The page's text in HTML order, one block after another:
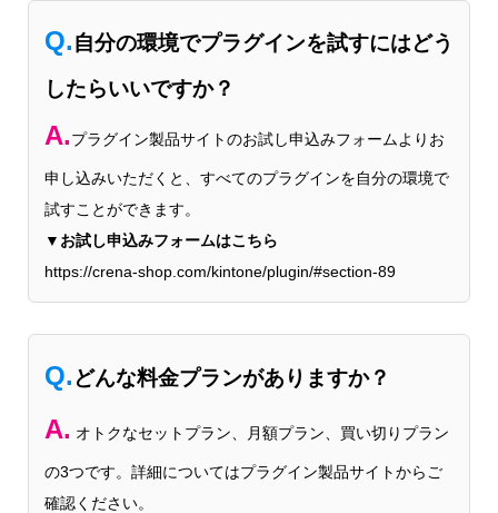
Q.自分の環境でプラグインを試すにはどう
したらいいですか？
A.プラグイン製品サイトのお試し申込みフォームよりお
申し込みいただくと、すべてのプラグインを自分の環境で
試すことができます。
▼お試し申込みフォームはこちら
https://crena-shop.com/kintone/plugin/#section-89
Q. どんな料金プランがありますか？
A. オトクなセットプラン、月額プラン、買い切りプラン
の3つです。詳細についてはプラグイン製品サイトからご
確認ください。